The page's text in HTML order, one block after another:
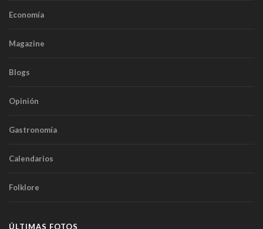
Economía
Magazine
Blogs
Opinión
Gastronomía
Calendarios
Folklore
ÚLTIMAS FOTOS